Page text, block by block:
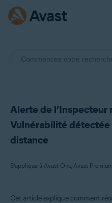
Alerte de l’Inspecteur
Vulnérabilité détectée
distance
Cet article explique comment